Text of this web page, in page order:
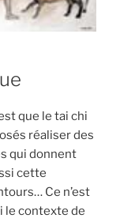
que le tai chi
réaliser des
qui donnent
cette
Ce n’est
le contexte de